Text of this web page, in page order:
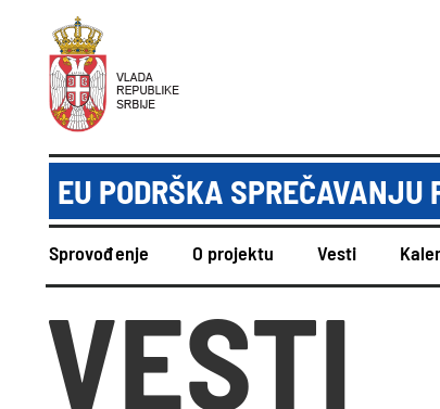
EU PODRŠKA
Sprovođenje O projektu Vesti
VESTI